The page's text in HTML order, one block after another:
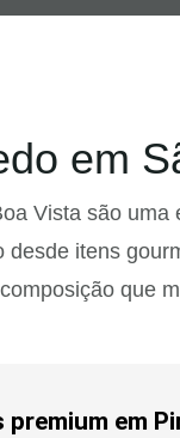
em
Vista são
itens
que
em